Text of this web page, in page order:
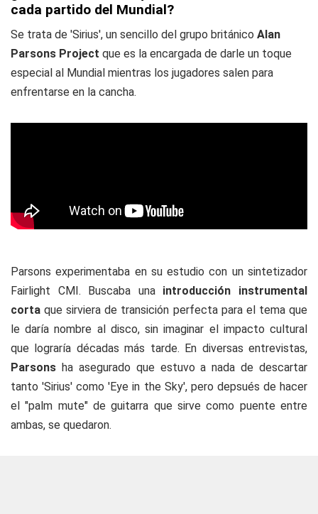
cada partido del Mundial?
Se trata de 'Sirius', un sencillo del grupo británico Alan
Parsons Project que es la encargada de darle un toque
especial al Mundial mientras los jugadores salen para
enfrentarse en la cancha.
Parsons experimentaba en su estudio con un sintetizador
Fairlight CMI. Buscaba una introducción instrumental
corta que sirviera de transición perfecta para el tema que
le daría nombre al disco, sin imaginar el impacto cultural
que lograría décadas más tarde. En diversas entrevistas,
Parsons ha asegurado que estuvo a nada de descartar
tanto 'Sirius' como 'Eye in the Sky', pero depsués de hacer
el "palm mute" de guitarra que sirve como puente entre
ambas, se quedaron.